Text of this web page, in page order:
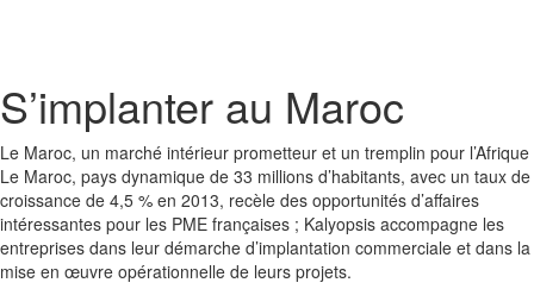
S’implanter au Maroc
Le Maroc, un marché intérieur prometteur et un tremplin pour l’Afrique
Le Maroc, pays dynamique de 33 millions d’habitants, avec un taux de
croissance de 4,5 % en 2013, recèle des opportunités d’affaires
intéressantes pour les PME françaises ; Kalyopsis accompagne les
entreprises dans leur démarche d’implantation commerciale et dans la
mise en œuvre opérationnelle de leurs projets.